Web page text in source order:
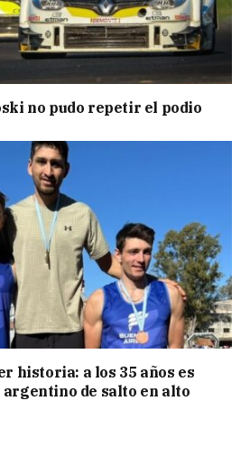
no pudo repetir el podio
historia: a los 35 años es
de salto en alto